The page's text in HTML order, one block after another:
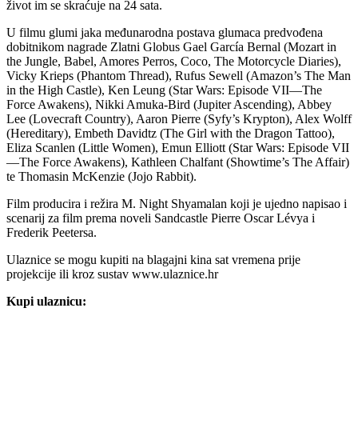
život im se skraćuje na 24 sata.
U filmu glumi jaka međunarodna postava glumaca predvođena
dobitnikom nagrade Zlatni Globus Gael García Bernal (Mozart in
the Jungle, Babel, Amores Perros, Coco, The Motorcycle Diaries),
Vicky Krieps (Phantom Thread), Rufus Sewell (Amazon’s The Man
in the High Castle), Ken Leung (Star Wars: Episode VII—The
Force Awakens), Nikki Amuka-Bird (Jupiter Ascending), Abbey
Lee (Lovecraft Country), Aaron Pierre (Syfy’s Krypton), Alex Wolff
(Hereditary), Embeth Davidtz (The Girl with the Dragon Tattoo),
Eliza Scanlen (Little Women), Emun Elliott (Star Wars: Episode VII
—The Force Awakens), Kathleen Chalfant (Showtime’s The Affair)
te Thomasin McKenzie (Jojo Rabbit).
Film producira i režira M. Night Shyamalan koji je ujedno napisao i
scenarij za film prema noveli Sandcastle Pierre Oscar Lévya i
Frederik Peetersa.
Ulaznice se mogu kupiti na blagajni kina sat vremena prije
projekcije ili kroz sustav www.ulaznice.hr
Kupi ulaznicu: